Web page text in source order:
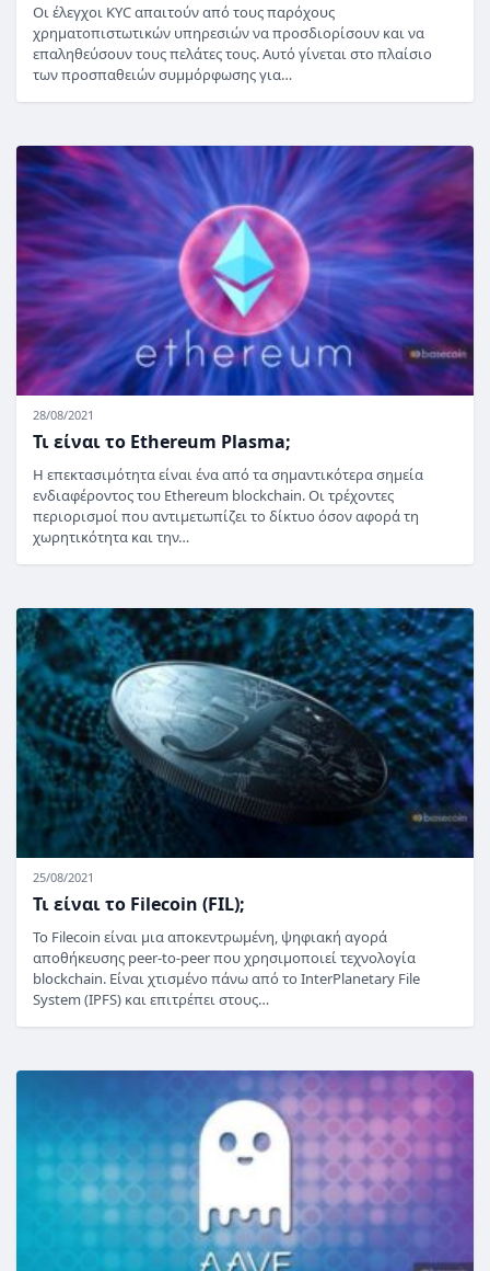
Οι έλεγχοι KYC απαιτούν από τους παρόχους
χρηματοπιστωτικών υπηρεσιών να προσδιορίσουν και να
επαληθεύσουν τους πελάτες τους. Αυτό γίνεται στο πλαίσιο
των προσπαθειών συμμόρφωσης για…
28/08/2021
Τι είναι το Ethereum Plasma;
Η επεκτασιμότητα είναι ένα από τα σημαντικότερα σημεία
ενδιαφέροντος του Ethereum blockchain. Οι τρέχοντες
περιορισμοί που αντιμετωπίζει το δίκτυο όσον αφορά τη
χωρητικότητα και την…
25/08/2021
Τι είναι το Filecoin (FIL);
Το Filecoin είναι μια αποκεντρωμένη, ψηφιακή αγορά
αποθήκευσης peer-to-peer που χρησιμοποιεί τεχνολογία
blockchain. Είναι χτισμένο πάνω από το InterPlanetary File
System (IPFS) και επιτρέπει στους…